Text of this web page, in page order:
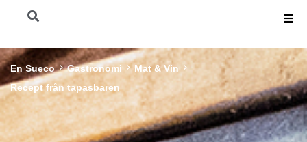
En Sueco Gastronomi
Mat & Vin
Recept från tapasbaren